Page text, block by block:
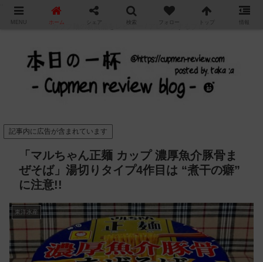
カップ麺の新商品をレビュー / アレンジするブログ
記事内に広告が含まれています
「マルちゃん正麺 カップ 濃厚魚介豚骨ま
ぜそば」湯切りタイプ4作目は “煮干の癖”
に注意!!
東洋水産
MENU ホーム シェア 検索 フォロー トップ 情報